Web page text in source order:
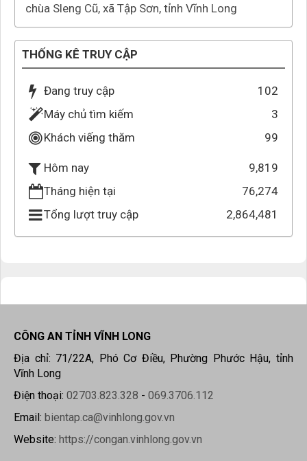
chùa Sleng Cũ, xã Tập Sơn, tỉnh Vĩnh Long
THỐNG KÊ TRUY CẬP
Đang truy cập
102
Máy chủ tìm kiếm
3
Khách viếng thăm
99
Hôm nay
9,819
Tháng hiện tại
76,274
Tổng lượt truy cập
2,864,481
CÔNG AN TỈNH VĨNH LONG
Địa chỉ: 71/22A, Phó Cơ Điều, Phường Phước Hậu, tỉnh
Vĩnh Long
Điện thoại: 02703.823.328 - 069.3706.112
Email: bientap.ca@vinhlong.gov.vn
Website: https://congan.vinhlong.gov.vn